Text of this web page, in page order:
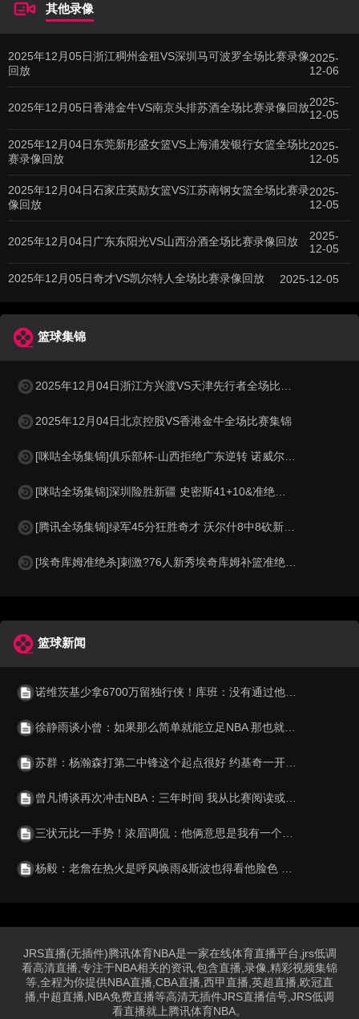
其他录像
2025年12月05日浙江稠州金租VS深圳马可波罗全场比赛录像
回放
2025-
12-06
2025年12月05日香港金牛VS南京头排苏酒全场比赛录像回放2025-
12-05
2025年12月04日东莞新彤盛女篮VS上海浦发银行女篮全场比
赛录像回放
2025-
12-05
2025年12月04日石家庄英励女篮VS江苏南钢女篮全场比赛录
像回放
2025-
12-05
2025年12月04日广东东阳光VS山西汾酒全场比赛录像回放
2025-
12-05
2025年12月05日奇才VS凯尔特人全场比赛录像回放 2025-12-05
篮球集锦
2025年12月04日浙江方兴渡VS天津先行者全场比赛集锦
2025年12月04日北京控股VS香港金牛全场比赛集锦
[咪咕全场集锦]俱乐部杯-山西拒绝广东逆转 诺威尔29+6 张宁19分 徐杰25+11
[咪咕全场集锦]深圳险胜新疆 史密斯41+10&准绝杀 李炎哲20+7
[腾讯全场集锦]绿军45分狂胜奇才 沃尔什8中8砍新高22分 怀特30+9 白魔11中2
[埃奇库姆准绝杀]刺激?76人新秀埃奇库姆补篮准绝杀勇士！马克西钉板拒绝反绝杀
篮球新闻
诺维茨基少拿6700万留独行侠！库班：没有通过他的合同规避工资帽
徐静雨谈小曾：如果那么简单就能立足NBA 那也就不显得珍贵了
苏群：杨瀚森打第二中锋这个起点很好 约基奇一开始也不打首发
曾凡博谈再次冲击NBA：三年时间 我从比赛阅读或身体训练都有提高
三状元比一手势！浓眉调侃：他俩意思是我有一个大学冠军
杨毅：老詹在热火是呼风唤雨&斯波也得看他脸色 也就莱利不惯着他
JRS直播(无插件)腾讯体育NBA是一家在线体育直播平台,jrs低调
看高清直播,专注于NBA相关的资讯,包含直播,录像,精彩视频集锦
等,全程为你提供NBA直播,CBA直播,西甲直播,英超直播,欧冠直
播,中超直播,NBA免费直播等高清无插件JRS直播信号,JRS低调
看直播就上腾讯体育NBA。